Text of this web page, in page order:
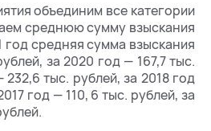
объединим все категории
среднюю сумму взыскания
год средняя сумма взыскания
за 2020 год — 167,7 тыс.
232,6 тыс. рублей, за 2018 год
год — 110, 6 тыс. рублей, за